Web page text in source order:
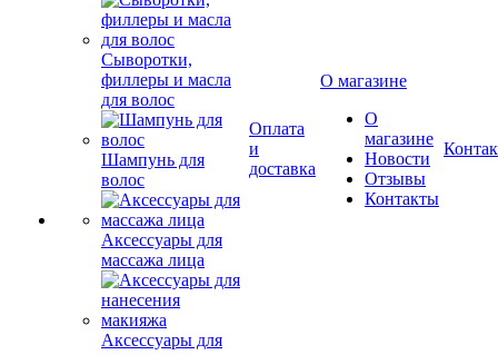
Сыворотки,
филлеры и масла
для волос
Шампунь для
волос
Аксессуары для
массажа лица
Аксессуары для
Оплата
и
доставка
О магазине
О
магазине
Новости
Отзывы
Контакты